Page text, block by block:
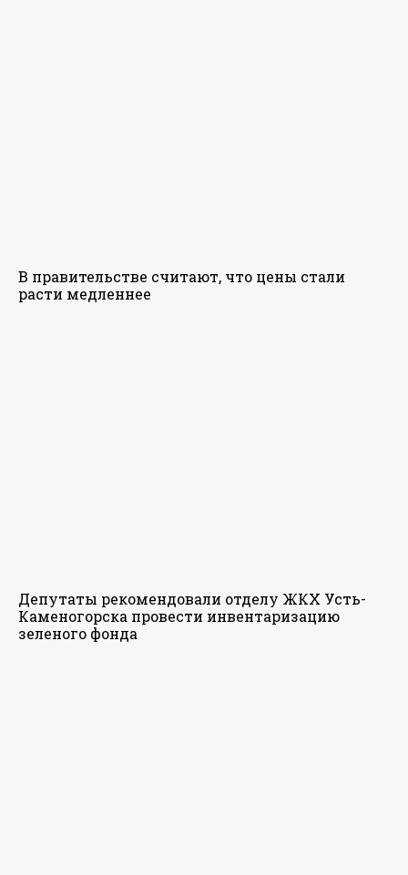
В правительстве считают, что цены стали
расти медленнее
Депутаты рекомендовали отделу ЖКХ Усть-
Каменогорска провести инвентаризацию
зеленого фонда